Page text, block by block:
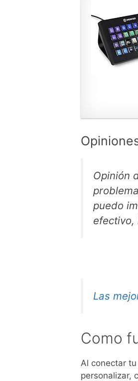
Opinión
puedo
efectivo,
Las
Como
Al conectar
personalizar,